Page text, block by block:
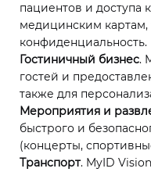
пациентов и доступа
медицинским картам,
конфиденциальность.
Гостиничный бизнес.
гостей и
также для
Мероприятия и
быстрого и
(концерты,
Транспорт. MyID